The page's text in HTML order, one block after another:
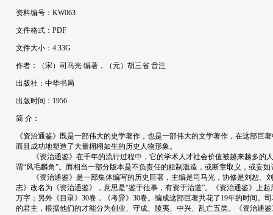
资料编号：KW063
文件格式：PDF
文件大小：4.33G
作者：（宋）司马光 编著，（元）胡三省 音注
出版社：中华书局
出版时间：1956
简 介：
《资治通鉴》既是一部伟大的史学著作，也是一部伟大的文学著作，在这部
而且成功地塑造了大量栩栩如生的历史人物形象。
《资治通鉴》在千年的流行过程中，它的学术人才社会价值被越来越多的
谓“风毛麟角”。而相当一部分版本是不负责任的粗制滥造，或断章取义，或妄
《资治通鉴》是一部集体编写的历史巨著，主编是司马光，协修是刘恕、
志》改名为《资治通鉴》，意思是“鉴于往事，有资于治道”。《资治通鉴》上
万字；另外《目录》30卷，《考异》30卷。编成这部巨著共花了19年的时间
的君主，根据他们的才能分为创业、守成、陵夷、中兴、乱亡五类。《资治通